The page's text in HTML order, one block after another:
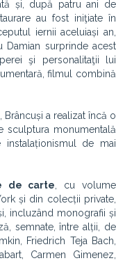
și, după patru ani de
au fost iniţiate în
iernii aceluiași an,
Damian surprinde acest
şi personalitaţii lui
filmul combină
a realizat încă o
sculptura monumentală
de mai
de carte , cu volume
și din colecții private,
incluzând monografii și
semnate, între alții, de
Friedrich Teja Bach,
Carmen Gimenez,